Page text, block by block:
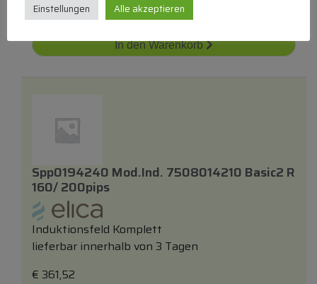
Zum Produkt
In den Warenkorb
Spp0194240 Mod.ind. 7508014210 Basic2 R
160/ 200pips
Induktionsfeld Komplett
lieferbar innerhalb von 3 Tagen
€ 361,52
Einstellungen Alle akzeptieren